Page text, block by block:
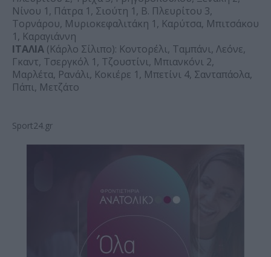
Νίνου 1, Πάτρα 1, Σιούτη 1, Β. Πλευρίτου 3,
Τορνάρου, Μυριοκεφαλιτάκη 1, Καρύτσα, Μπιτσάκου
1, Καραγιάννη
ΙΤΑΛΙΑ (Κάρλο Σίλιπο): Κοντορέλι, Ταμπάνι, Λεόνε,
Γκαντ, Τσεργκόλ 1, Τζουστίνι, Μπιανκόνι 2,
Μαρλέτα, Ρανάλι, Κοκιέρε 1, Μπετίνι 4, Σανταπάολα,
Πάπι, Μετζάτο
Sport24.gr